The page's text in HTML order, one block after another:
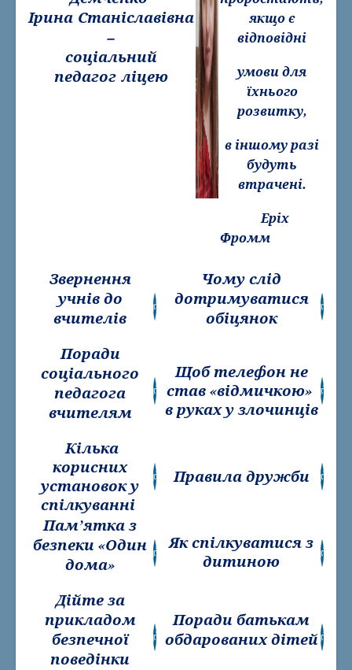
Спортивно-масовий проєкт "Пліч-о-Пліч"
Наші досягнення
Ірина Станіславівна
–
соціальний
педагог ліцею
якщо є
відповідні
умови для
їхнього
розвитку,
в іншому разі
будуть
втрачені.
Еріх
Фромм
Звернення
учнів до
вчителів
Чому слід
дотримуватися
обіцянок
Поради
соціального
педагога
вчителям
Щоб телефон не
став «відмичкою»
в руках у злочинців
Кілька
корисних
установок у
спілкуванні
Правила дружби
Пам’ятка з
безпеки «Один
дома»
Як спілкуватися з
дитиною
Дійте за
прикладом
безпечної
поведінки
Поради батькам
обдарованих дітей